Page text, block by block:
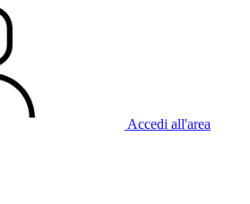
Accedi all'area